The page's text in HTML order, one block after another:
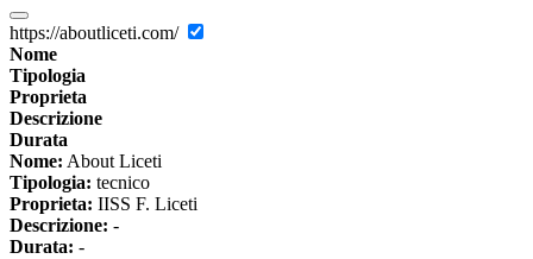
https://aboutliceti.com/
Nome
Tipologia
Proprieta
Descrizione
Durata
Nome: About Liceti
Tipologia: tecnico
Proprieta: IISS F. Liceti
Descrizione: -
Durata: -